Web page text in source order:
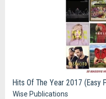
Hits Of The Year 2017 (Easy
Wise Publications